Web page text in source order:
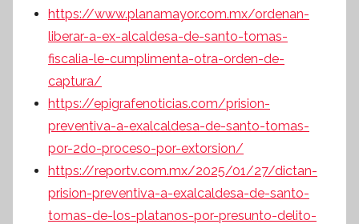
https://www.planamayor.com.mx/ordenan-
liberar-a-ex-alcaldesa-de-santo-tomas-
fiscalia-le-cumplimenta-otra-orden-de-
captura/
https://epigrafenoticias.com/prision-
preventiva-a-exalcaldesa-de-santo-tomas-
por-2do-proceso-por-extorsion/
https://reportv.com.mx/2025/01/27/dictan-
prision-preventiva-a-exalcaldesa-de-santo-
tomas-de-los-platanos-por-presunto-delito-